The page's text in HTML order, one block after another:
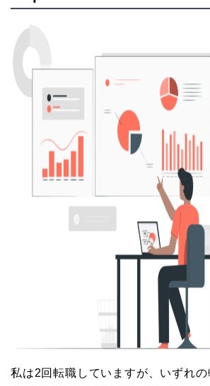
私は2回転職していますが、いずれ